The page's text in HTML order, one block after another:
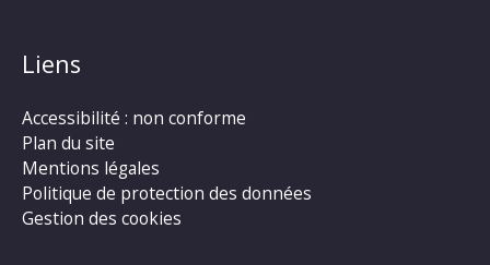
Liens
Accessibilité : non conforme
Plan du site
Mentions légales
Politique de protection des données
Gestion des cookies